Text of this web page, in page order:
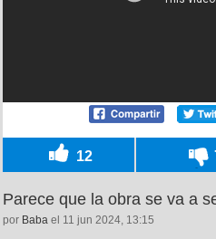
12
Parece que la obra se va a
por Baba el 11 jun 2024, 13:15